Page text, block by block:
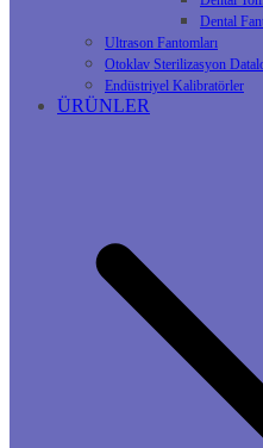
Dental
Ultrason Fantomları
Otoklav Sterilizasyon
Endüstriyel Kalibratörler
ÜRÜNLER